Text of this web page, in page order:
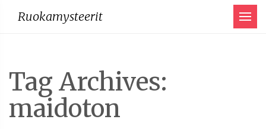
Ruokamysteerit Menu
Tag Archives:
maidoton